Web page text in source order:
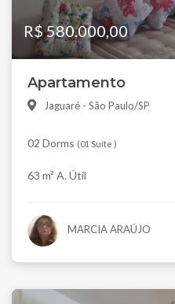
R$ 580.000,00
Apartamento
Jaguaré - São Paulo/SP
02 Dorms (01 Suíte )
63 m² A. Útil
MARCIA ARAÚJO